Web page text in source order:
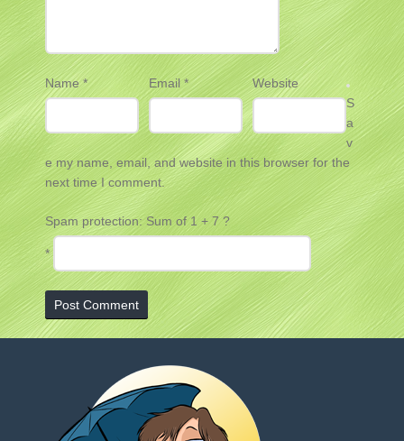
Name* Email *
Website
S
a
v
e my name, email, and website in this browser for the
next time I comment.
Spam protection: Sum of 1 + 7 ?
*